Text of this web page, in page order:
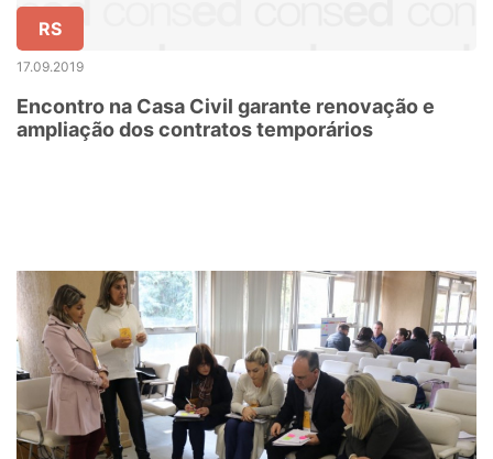
RS
17.09.2019
Encontro na Casa Civil garante renovação e
ampliação dos contratos temporários